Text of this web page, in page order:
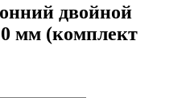
двойной
мм (комплект